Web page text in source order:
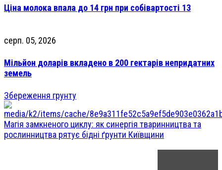
Ціна молока впала до 14 грн при собівартості 13
серп. 05, 2026
Мільйон доларів вкладено в 200 гектарів непридатних
земель
Збереження грунту
Магія замкненого циклу: як синергія тваринництва та
рослинництва рятує бідні ґрунти Київщини